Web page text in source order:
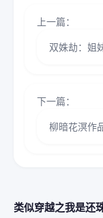
上一篇：
双姝劫：姐
下一篇：
柳暗花溟作
类似穿越之我是还